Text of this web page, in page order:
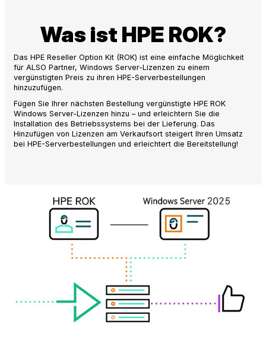
Was ist HPE ROK?
Das HPE Reseller Option Kit (ROK) ist eine einfache Möglichkeit
für ALSO Partner, Windows Server-Lizenzen zu einem
vergünstigten Preis zu ihren HPE-Serverbestellungen
hinzuzufügen.
Fügen Sie Ihrer nächsten Bestellung vergünstigte HPE ROK
Windows Server-Lizenzen hinzu – und erleichtern Sie die
Installation des Betriebssystems bei der Lieferung. Das
Hinzufügen von Lizenzen am Verkaufsort steigert Ihren Umsatz
bei HPE-Serverbestellungen und erleichtert die Bereitstellung!